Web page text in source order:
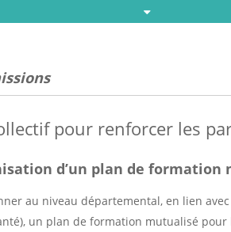
pour renforcer les
d’un plan de formation
au niveau départemental, en lien
un plan de formation mutualisé